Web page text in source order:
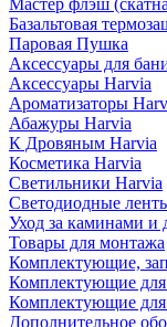
Мастер флэш
Базальтовая
Паровая Пушка
Аксессуары для
Аксессуары Harvia
Ароматизаторы
Абажуры Harvia
К Дровяным Harvia
Косметика Harvia
Светильники Harvia
Светодиодные
Уход за каминами и
Товары для монтажа
Комплектующие,
Комплектующие
Комплектующие
Дополнительное